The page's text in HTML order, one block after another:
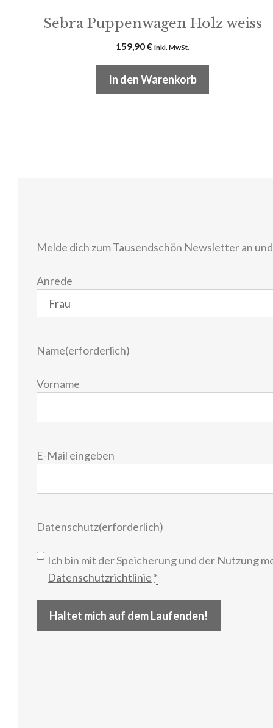
Sebra Puppenwagen Holz weiss
159,90€ inkl. MwSt.
In den Warenkorb
Melde dich zum Tausendschön Newsletter an
Anrede
Name(erforderlich)
Vorname
E-
E-Mail eingeben
Datenschutz(erforderlich)
Ich bin mit der Speicherung und der Nutzung
Datenschutzrichtlinie *
Haltet mich auf dem Laufenden!